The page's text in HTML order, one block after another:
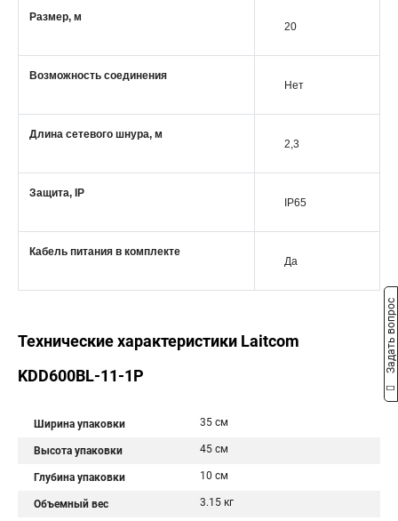
Размер, м
20
Возможность соединения
Нет
Длина сетевого шнура, м
2,3
Защита, IP
IP65
Кабель питания в комплекте
Да
Технические характеристики Laitcom
KDD600BL-11-1P
Ширина упаковки 35 см
Высота упаковки 45 см
Глубина упаковки 10 см
Объемный вес 3.15 кг
Задать вопрос